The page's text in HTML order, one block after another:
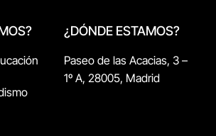
¿DÓNDE ESTAMOS?
Paseo de las Acacias, 3 –
1º A, 28005, Madrid